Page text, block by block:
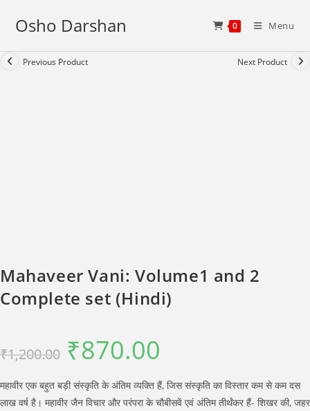
Osho Darshan 0 Menu
Previous Product Next Product
Mahaveer Vani: Volume1 and 2
Complete set (Hindi)
₹1,200.00
Original
price
was:
₹870.00
महावीर एक बहुत बड़ी संस्‍कृति के अंतिम व्‍यक्ति हैं, जिस संस्‍कृति का विस्‍तार कम से कम दस
लाख वर्ष है। महावीर जैन विचार और परंपरा के चौ‍बीसवें एवं अंतिम तीर्थंकर हैं- शिखर की, जहर